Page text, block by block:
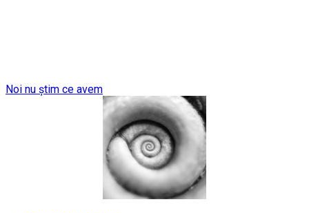
Post
Noi nu știm ce avem